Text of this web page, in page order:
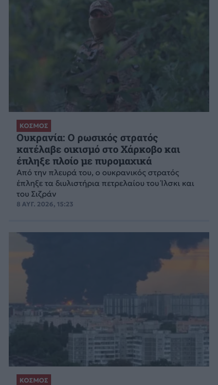
ΚΟΣΜΟΣ
Ουκρανία: Ο ρωσικός στρατός
κατέλαβε οικισμό στο Χάρκοβο και
έπληξε πλοίο με πυρομαχικά
Από την πλευρά του, ο ουκρανικός στρατός
έπληξε τα διυλιστήρια πετρελαίου του Ίλσκι και
του Σιζράν
8 ΑΥΓ. 2026, 15:23
ΚΟΣΜΟΣ